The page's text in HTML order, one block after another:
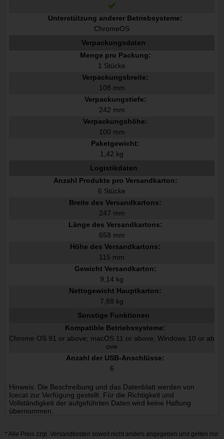
Unterstützung anderer Betriebsysteme:
ChromeOS
Verpackungsdaten
Menge pro Packung:
1 Stücke
Verpackungsbreite:
108 mm
Verpackungstiefe:
242 mm
Verpackungshöhe:
100 mm
Paketgewicht:
1,42 kg
Logistikdaten
Anzahl Produkte pro Versandkarton:
6 Stücke
Breite des Versandkartons:
247 mm
Länge des Versandkartons:
658 mm
Höhe des Versandkartons:
115 mm
Gewicht Versandkarton:
9,14 kg
Nettogewicht Hauptkarton:
7,88 kg
Sonstige Funktionen
Kompatible Betriebssysteme:
Chrome OS 91 or above; macOS 11 or above; Windows 10 or ab
ove
Anzahl der USB-Anschlüsse:
6
Hinweis: Die Beschreibung und das Datenblatt werden von
Icecat zur Verfügung gestellt. Für die Richtigkeit und
Vollständigkeit der aufgeführten Daten wird keine Haftung
übernommen.
* Alle Preis zzgl. Versandkosten soweit nicht anders angegeben und gelten nur